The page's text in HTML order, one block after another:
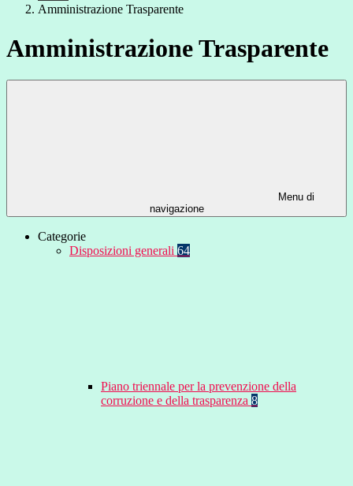
Amministrazione Trasparente
Amministrazione Trasparente
Menu di
navigazione
Categorie
Disposizioni generali 64
Piano triennale per la prevenzione della
corruzione e della trasparenza 8